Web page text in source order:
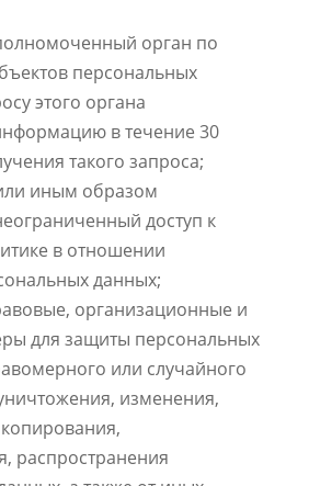
орган по
персональных
этого органа
в течение 30
такого запроса;
иным образом
доступ к
в отношении
данных;
организационные и
для защиты персональных
или случайного
изменения,
распространения